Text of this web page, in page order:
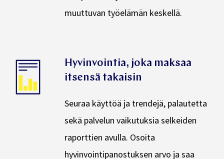
muuttuvan työelämän keskellä.
Hyvinvointia, joka maksaa
itsensä takaisin
Seuraa käyttöä ja trendejä, palautetta
sekä palvelun vaikutuksia selkeiden
raporttien avulla. Osoita
hyvinvointipanostuksen arvo ja saa